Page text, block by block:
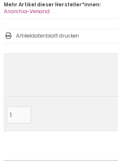
Mehr Artikel dieser Hersteller*innen:
Anarchia-Versand
Artikeldatenblatt drucken